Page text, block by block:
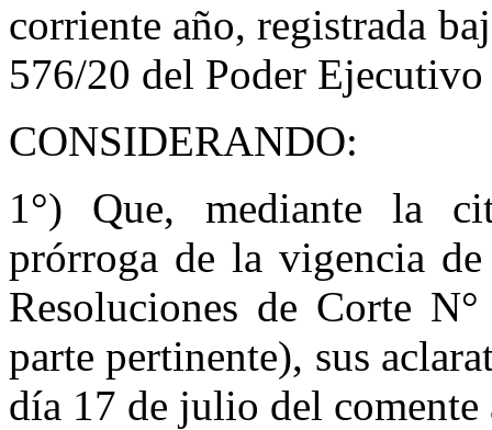
corriente año, registrada
576/20 del Poder
CONSIDERANDO:
1°) Que, mediante la
prórroga de la vigencia
Resoluciones de Corte
parte pertinente), sus
día 17 de julio del